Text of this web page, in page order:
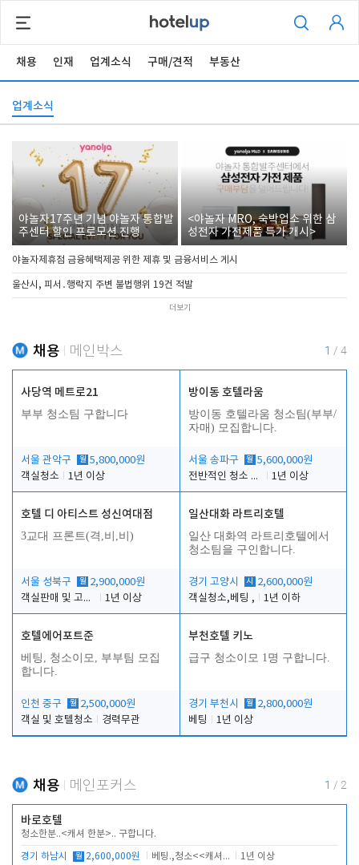
채용 인재 업계소식 구매/견적 부동산
업계소식
야놀자17주년 기념 야놀자 통합발
주센터 할인 프로모션 진행
<야놀자 MRO, 숙박업소 위한 삼
성전자 가전제품 특가 개시>
야놀자제휴점 금융혜택제공 위한 제휴 및 금융서비스 게시
울산시, 피서․행락지 주변 불법행위 19건 적발
더보기
채용 메인박스 1 / 4
사당역 메트로21
부부 청소팀 구합니다
서울 관악구 월 5,800,000원
객실청소
1년 이상
방이동 호텔라움
방이동 호텔라움 청소팀(부부/
자매) 모집합니다.
서울 송파구 월 5,600,000원
전반적인 청소 업무(객실청소.객실정리)
1년 이상
호텔 디 아티스트 성신여대점
3교대 프론트(격,비,비)
서울 성북구 월 2,900,000원
객실판매 및 고객응대
1년 이상
일산대화 라트리호텔
일산 대화역 라트리호텔에서
청소팀을 구인합니다.
경기 고양시 시
2,600,000원
객실청소,베팅 ,
1년 이하
호텔에어포트준
베팅, 청소이모, 부부팀 모집
합니다.
인천 중구 월 2,500,000원
객실 및 호텔청소
경력무관
부천호텔 키노
급구 청소이모 1명 구합니다.
경기 부천시 월 2,800,000원
베팅
1년 이상
채용 메인포커스 1 / 2
바로호텔
청소한분..<캐셔 한분>.. 구합니다.
경기 하남시 월 2,600,000원 베팅.,청소<<캐셔 모셔봅니다. 1년 이상